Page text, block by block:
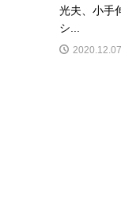
光夫、小手
シ...
2020.12.07